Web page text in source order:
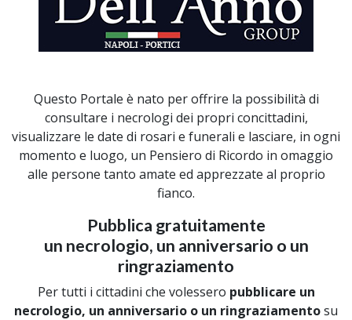
Questo Portale è nato per offrire la possibilità di
consultare i necrologi dei propri concittadini,
visualizzare le date di rosari e funerali e lasciare, in ogni
momento e luogo, un Pensiero di Ricordo in omaggio
alle persone tanto amate ed apprezzate al proprio
fianco.
Pubblica gratuitamente
un necrologio, un anniversario o un
ringraziamento
Per tutti i cittadini che volessero pubblicare un
necrologio, un anniversario o un ringraziamentosu